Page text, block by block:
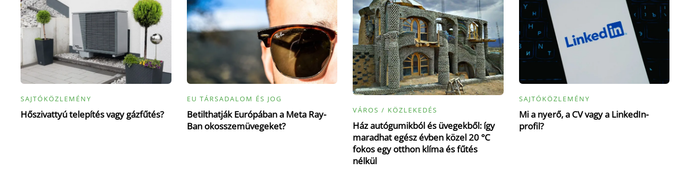
SAJTÓKÖZLEMÉNY
Hőszivattyú telepítés vagy gázfűtés?
EU TÁRSADALOM ÉS JOG
Betilthatják Európában a Meta Ray-
Ban okosszemüvegeket?
VÁROS / KÖZLEKEDÉS
Ház autógumikból és üvegekből: így
maradhat egész évben közel 20 °C
fokos egy otthon klíma és fűtés
nélkül
SAJTÓKÖZLEMÉNY
Mi a nyerő, a CV vagy a LinkedIn-
profil?